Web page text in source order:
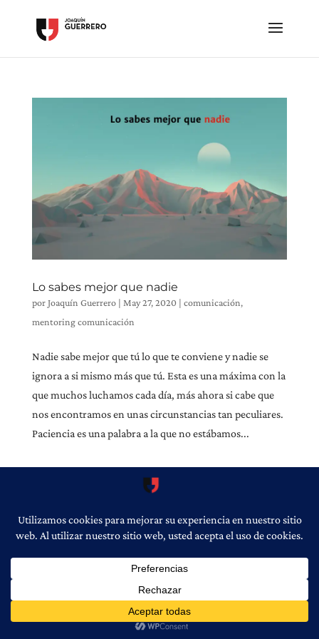
Lo sabes mejor que nadie
porJoaquín Guerrero| May 27, 2020 | comunicación,
mentoring comunicación
Nadie sabe mejor que tú lo que te conviene y nadie se
ignora a si mismo más que tú. Esta es una máxima con la
que muchos luchamos cada día, más ahora si cabe que
nos encontramos en unas circunstancias tan peculiares.
Paciencia es una palabra a la que no estábamos...